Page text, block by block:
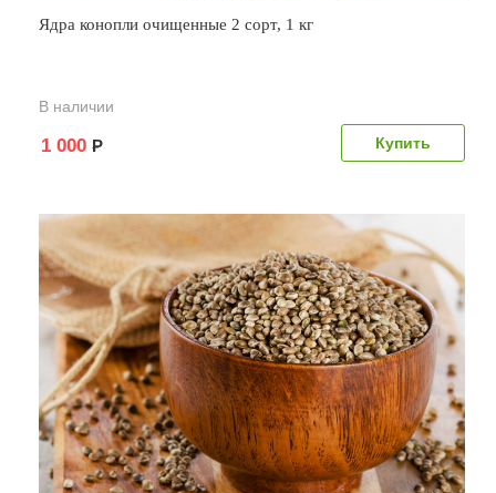
Ядра конопли очищенные 2 сорт, 1 кг
В наличии
1 000 Р